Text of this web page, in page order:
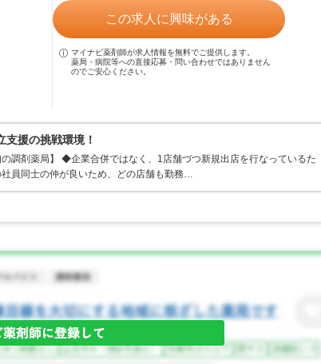
この求人に興味がある
マイナビ薬剤師が求人情報を無料でご提供します。
薬局・病院等への直接応募・問い合わせではありません
のでご安心ください。
援の挑戦環境！
調剤薬局】 ◆企業合併ではなく、1店舗づつ新規出店を行なっているた
員同士の仲が良いため、どの店舗も勤務…